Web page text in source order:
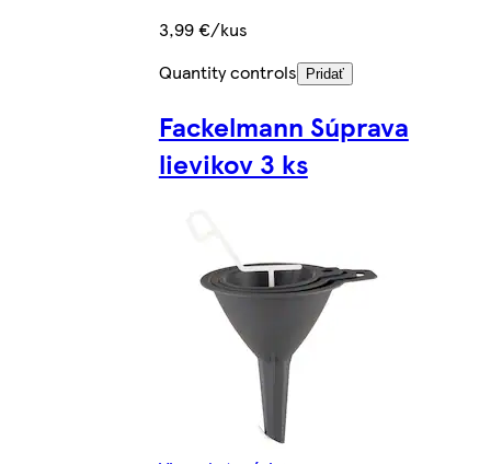
3,99 €/kus
Quantity controls
Pridať
Fackelmann Súprava
lievikov 3 ks